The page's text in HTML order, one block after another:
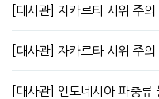
[대사관] 자카르타 시위 주
[대사관] 자카르타 시위 주
[대사관] 인도네시아 파충